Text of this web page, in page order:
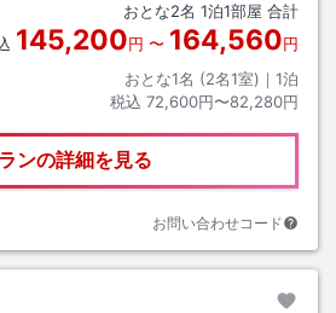
おとな2名 1泊1部屋 合計
145,200円 〜 164,560円
おとな1名 (2名1室)｜ 1泊
税込 72,600円〜82,280円
ンの詳細を見る
お問い合わせコード